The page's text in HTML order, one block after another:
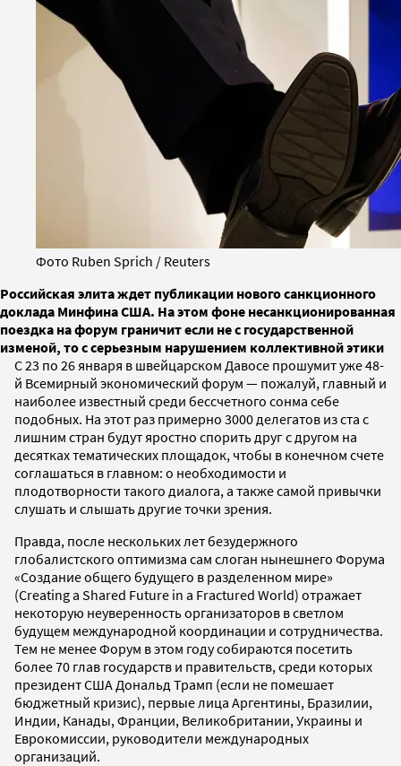
Фото Ruben Sprich / Reuters
Российская элита ждет публикации нового санкционного
доклада Минфина США. На этом фоне несанкционированная
поездка на форум граничит если не с государственной
изменой, то с серьезным нарушением коллективной этики
С 23 по 26 января в швейцарском Давосе прошумит уже 48-
й Всемирный экономический форум — пожалуй, главный и
наиболее известный среди бессчетного сонма себе
подобных. На этот раз примерно 3000 делегатов из ста с
лишним стран будут яростно спорить друг с другом на
десятках тематических площадок, чтобы в конечном счете
соглашаться в главном: о необходимости и
плодотворности такого диалога, а также самой привычки
слушать и слышать другие точки зрения.
Правда, после нескольких лет безудержного
глобалистского оптимизма сам слоган нынешнего Форума
«Создание общего будущего в разделенном мире»
(Creating a Shared Future in a Fractured World) отражает
некоторую неуверенность организаторов в светлом
будущем международной координации и сотрудничества.
Тем не менее Форум в этом году собираются посетить
более 70 глав государств и правительств, среди которых
президент США Дональд Трамп (если не помешает
бюджетный кризис), первые лица Аргентины, Бразилии,
Индии, Канады, Франции, Великобритании, Украины и
Еврокомиссии, руководители международных
организаций.